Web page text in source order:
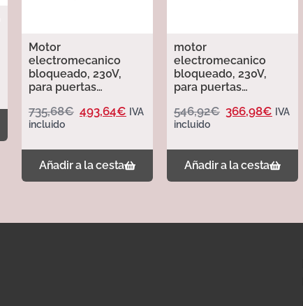
Motor
electromecanico
bloqueado, 230V,
para puertas
Cuadro
INCORPORADO. HERA
735,68€ 493,64€ IVA
incluido
Añadir a la cesta
motor
electromecanico
bloqueado, 230V,
para puertas
Erreka.
546,92€ 366,98€ IVA
incluido
Añadir a la cesta